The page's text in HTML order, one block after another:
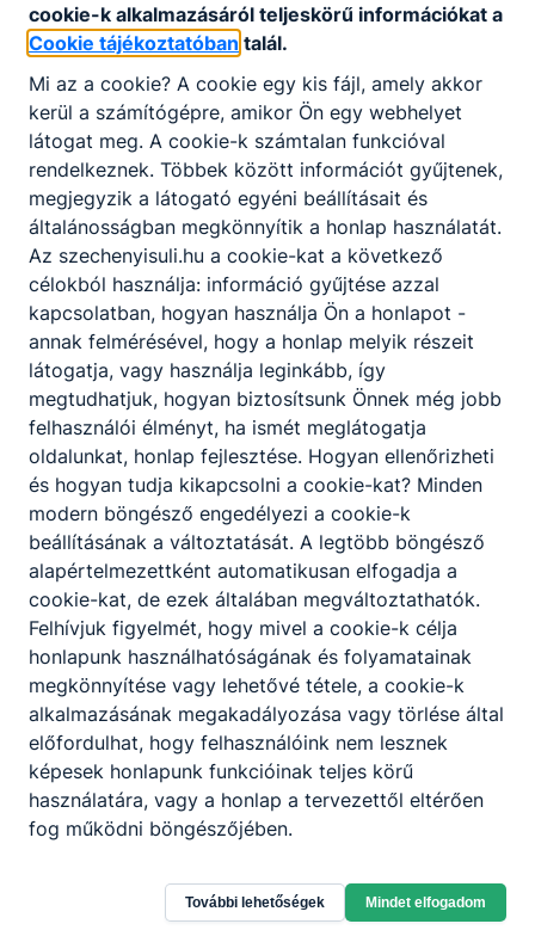
Partnereink
Kecskeméti SZC Széchenyi István
Technikum
6000 Kecskemét Nyíri út 32
+36 76 485 311
cookie-k alkalmazásáról teljeskörű információkat a
Cookie tájékoztatóban talál.
Mi az a cookie? A cookie egy kis fájl, amely akkor
kerül a számítógépre, amikor Ön egy webhelyet
látogat meg. A cookie-k számtalan funkcióval
rendelkeznek. Többek között információt gyűjtenek,
megjegyzik a látogató egyéni beállításait és
általánosságban megkönnyítik a honlap használatát.
Az szechenyisuli.hu a cookie-kat a következő
célokból használja: információ gyűjtése azzal
kapcsolatban, hogyan használja Ön a honlapot -
annak felmérésével, hogy a honlap melyik részeit
látogatja, vagy használja leginkább, így
megtudhatjuk, hogyan biztosítsunk Önnek még jobb
felhasználói élményt, ha ismét meglátogatja
oldalunkat, honlap fejlesztése. Hogyan ellenőrizheti
és hogyan tudja kikapcsolni a cookie-kat? Minden
modern böngésző engedélyezi a cookie-k
beállításának a változtatását. A legtöbb böngésző
alapértelmezettként automatikusan elfogadja a
cookie-kat, de ezek általában megváltoztathatók.
Felhívjuk figyelmét, hogy mivel a cookie-k célja
honlapunk használhatóságának és folyamatainak
megkönnyítése vagy lehetővé tétele, a cookie-k
alkalmazásának megakadályozása vagy törlése által
előfordulhat, hogy felhasználóink nem lesznek
képesek honlapunk funkcióinak teljes körű
használatára, vagy a honlap a tervezettől eltérően
fog működni böngészőjében.
További lehetőségek Mindet elfogadom